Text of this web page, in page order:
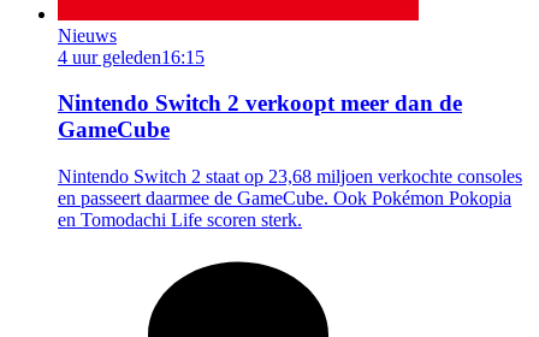
Nieuws
4 uur geleden16:15
Nintendo Switch 2 verkoopt meer dan de
GameCube
Nintendo Switch 2 staat op 23,68 miljoen verkochte consoles
en passeert daarmee de GameCube. Ook Pokémon Pokopia
en Tomodachi Life scoren sterk.